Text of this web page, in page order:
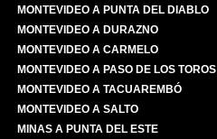
MONTEVIDEO A PUNTA DEL DIABLO
MONTEVIDEO A DURAZNO
MONTEVIDEO A CARMELO
MONTEVIDEO A PASO DE LOS TOROS
MONTEVIDEO A TACUAREMBÓ
MONTEVIDEO A SALTO
MINAS A PUNTA DEL ESTE